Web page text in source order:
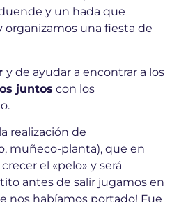
y un hada que
organizamos una fiesta de
y de ayudar a encontrar a los
juntos con los
realización de
muñeco-planta), que en
el «pelo» y será
antes de salir jugamos en
nos habíamos portado! Fue